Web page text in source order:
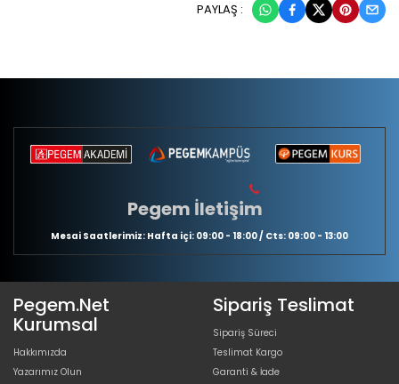
PAYLAŞ :
Pegem İletişim
Mesai Saatlerimiz: Hafta içi: 09:00 - 18:00 / Cts: 09:00 - 13:00
Pegem.Net
Kurumsal
Hakkımızda
Yazarımız Olun
Sipariş Teslimat
Sipariş Süreci
Teslimat Kargo
Garanti & İade